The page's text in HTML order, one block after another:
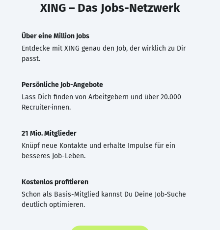
XING – Das Jobs-Netzwerk
Über eine Million Jobs
Entdecke mit XING genau den Job, der wirklich zu Dir
passt.
Persönliche Job-Angebote
Lass Dich finden von Arbeitgebern und über 20.000
Recruiter·innen.
21 Mio. Mitglieder
Knüpf neue Kontakte und erhalte Impulse für ein
besseres Job-Leben.
Kostenlos profitieren
Schon als Basis-Mitglied kannst Du Deine Job-Suche
deutlich optimieren.